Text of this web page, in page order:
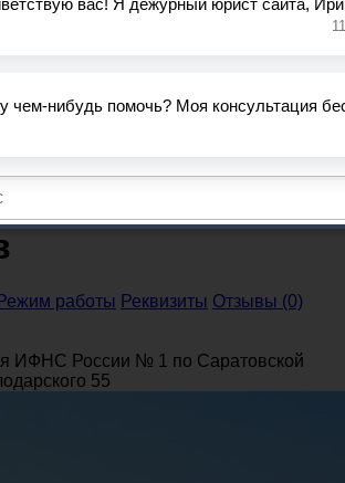
юристу
№1, Балашов
инспекция №1,
Режим работы Реквизиты Отзывы (0)
ИФНС России № 1 по Саратовской
55